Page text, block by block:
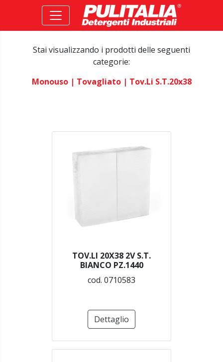
Stai visualizzando i prodotti delle seguenti
categorie:
Monouso | Tovagliato | Tov.li S.t.20x38
TOV.LI 20X38 2V S.T.
BIANCO PZ.1440
cod. 0710583
Dettaglio